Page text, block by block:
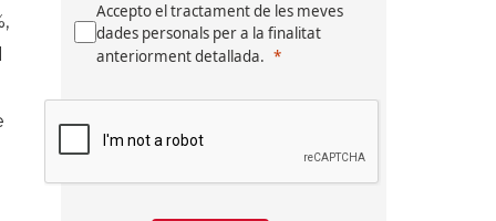
Accepto el tractament de les meves
dades personals per a la finalitat
anteriorment detallada.